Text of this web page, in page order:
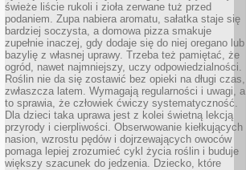
świeże liście rukoli i zioła zerwane tuż przed
podaniem. Zupa nabiera aromatu, sałatka staje się
bardziej soczysta, a domowa pizza smakuje
zupełnie inaczej, gdy dodaje się do niej oregano lub
bazylię z własnej uprawy. Trzeba też pamiętać, że
ogród, nawet najmniejszy, uczy odpowiedzialności.
Roślin nie da się zostawić bez opieki na długi czas,
zwłaszcza latem. Wymagają regularności i uwagi, a
to sprawia, że człowiek ćwiczy systematyczność.
Dla dzieci taka uprawa jest z kolei świetną lekcją
przyrody i cierpliwości. Obserwowanie kiełkujących
nasion, wzrostu pędów i dojrzewających owoców
pomaga lepiej zrozumieć cykl życia roślin i buduje
większy szacunek do jedzenia. Dziecko, które